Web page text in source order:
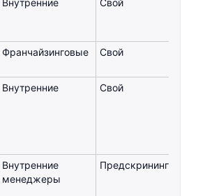
Внутренние Свой
Франчайзинговые Свой
Внутренние Свой
Внутренние
менеджеры
Предскрининг+выезд